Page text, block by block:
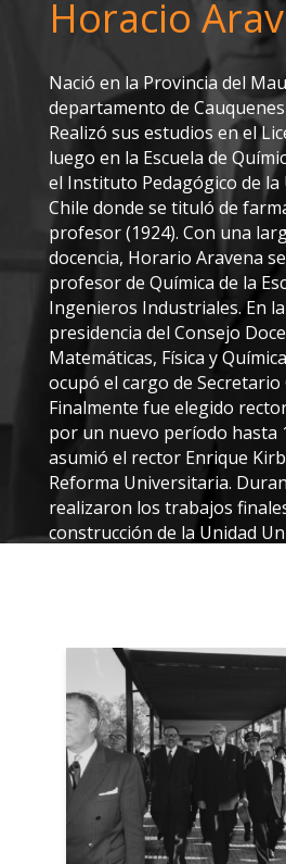
Horacio
Nació en la Provincia del
departamento de
Realizó sus estudios en el
luego en la Escuela de
el Instituto Pedagógico de la
Chile donde se tituló de
profesor (1924). Con una
docencia, Horario Aravena
profesor de Química de la
Ingenieros Industriales. En
presidencia del Consejo
Matemáticas, Física y
ocupó el cargo de Secretario
Finalmente fue elegido
por un nuevo período hasta
asumió el rector Enrique
Reforma Universitaria.
realizaron los trabajos
construcción de la Unidad